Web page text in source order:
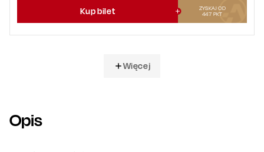
Kup bilet
ZYSKAJ OD
447 PKT
Więcej
Opis